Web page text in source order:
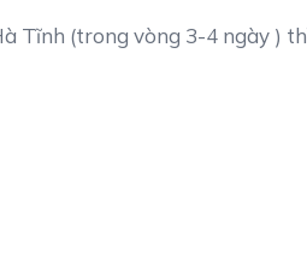
Tĩnh (trong vòng 3-4 ngày )